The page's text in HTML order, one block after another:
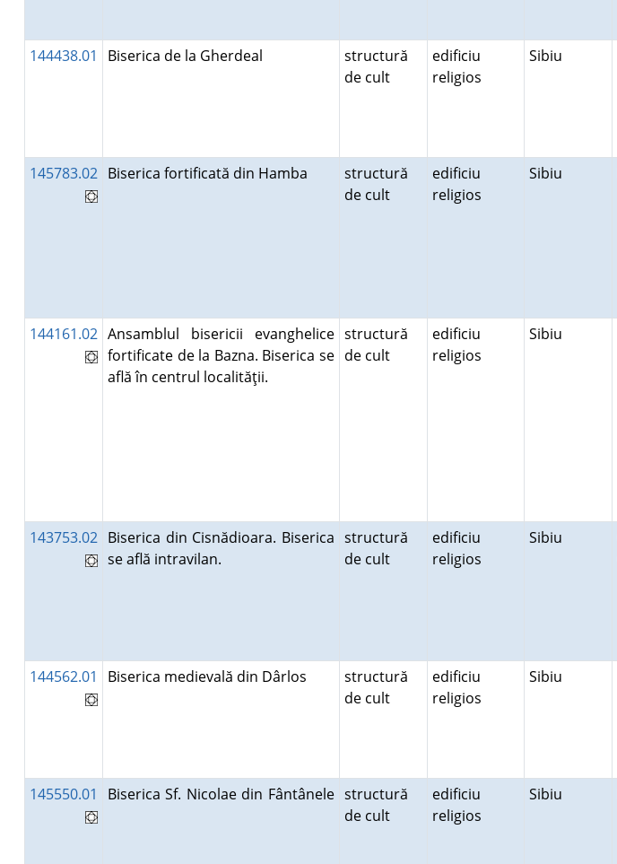
144438.01 Biserica de la Gherdeal
structură
de cult
edificiu
religios
Sibiu
145783.02 Biserica fortificată din Hamba
structură
de cult
edificiu
religios
Sibiu
144161.02 Ansamblul bisericii evanghelice
fortificate de la Bazna. Biserica se
află în centrul localităţii.
structură
de cult
edificiu
religios
Sibiu
143753.02 Biserica din Cisnădioara. Biserica
se află intravilan.
structură
de cult
edificiu
religios
Sibiu
144562.01 Biserica medievală din Dârlos
structură
de cult
edificiu
religios
Sibiu
145550.01 Biserica Sf. Nicolae din Fântânele structură
de cult
edificiu
religios
Sibiu